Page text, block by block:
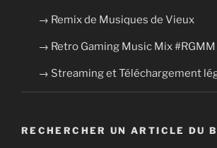
→ Remix de Musiques de Vieux
→ Retro Gaming Music Mix #RGMM
→ Streaming et Téléchargement
RECHERCHER UN ARTICLE DU